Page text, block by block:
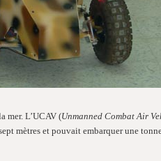
mer. L’UCAV (Unmanned Combat Air
mètres et pouvait embarquer une